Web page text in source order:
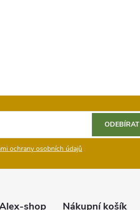
ochrany osobních údajů
ODEBÍRAT
shop Nákupní košík